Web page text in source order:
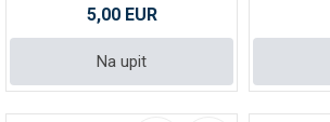
5,00 EUR
Na upit